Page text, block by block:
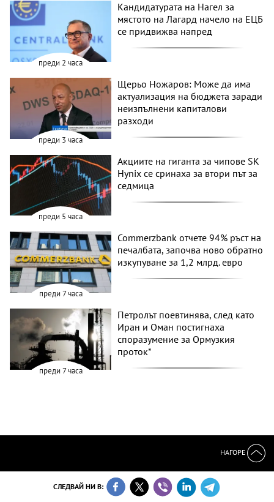
преди 2 часа
Кандидатурата на Нагел за
мястото на Лагард начело на ЕЦБ
се придвижва напред
преди 3 часа
Щерьо Ножаров: Може да има
актуализация на бюджета заради
неизпълнени капиталови
разходи
преди 5 часа
Акциите на гиганта за чипове SK
Hynix се сринаха за втори път за
седмица
преди 7 часа
Commerzbank отчете 94% ръст на
печалбата, започва ново обратно
изкупуване за 1,2 млрд. евро
преди 7 часа
Петролът поевтинява, след като
Иран и Оман постигнаха
споразумение за Ормузкия
проток*
НАГОРЕ
СЛЕДВАЙ НИ В: